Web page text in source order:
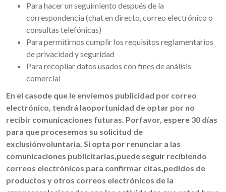
Para hacer un seguimiento después de la
correspondencia (chat en directo, correo electrónico o
consultas telefónicas)
Para permitirnos cumplir los requisitos reglamentarios
de privacidad y seguridad
Para recopilar datos usados con fines de análisis
comercial
En el casode que le enviemos publicidad por correo
electrónico, tendrá laoportunidad de optar por no
recibir comunicaciones futuras. Porfavor, espere 30 días
para que procesemos su solicitud de
exclusiónvoluntaria. Si opta por renunciar a las
comunicaciones publicitarias,puede seguir recibiendo
correos electrónicos para confirmar citas,pedidos de
productos y otros correos electrónicos de la